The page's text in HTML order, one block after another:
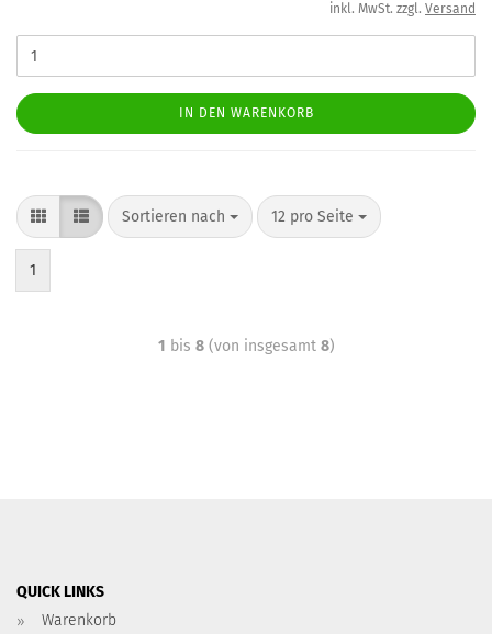
inkl. MwSt. zzgl. Versand
IN DEN WARENKORB
Sortieren nach 12 pro Seite
1
1 bis 8(von insgesamt 8)
QUICK LINKS
Warenkorb